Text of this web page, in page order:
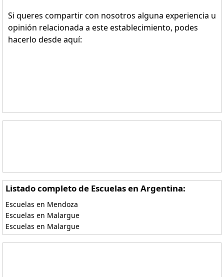
Si queres compartir con nosotros alguna experiencia u
opinión relacionada a este establecimiento, podes
hacerlo desde aquí:
Listado completo de Escuelas en Argentina:
Escuelas en Mendoza
Escuelas en Malargue
Escuelas en Malargue